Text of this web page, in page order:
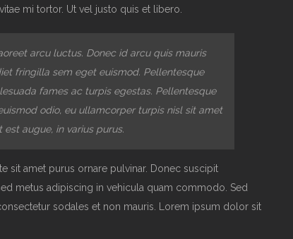
mi tortor. Ut vel justo quis et libero.
arcu luctus. Donec id arcu quis mauris
fringilla sem eget euismod. Pellentesque
fames ac turpis egestas. Pellentesque
odio, eu ullamcorper turpis nisl sit amet
augue, in varius purus.
sit amet purus ornare pulvinar. Donec suscipit
metus adipiscing in vehicula quam commodo. Sed
sodales et non mauris. Lorem ipsum dolor sit